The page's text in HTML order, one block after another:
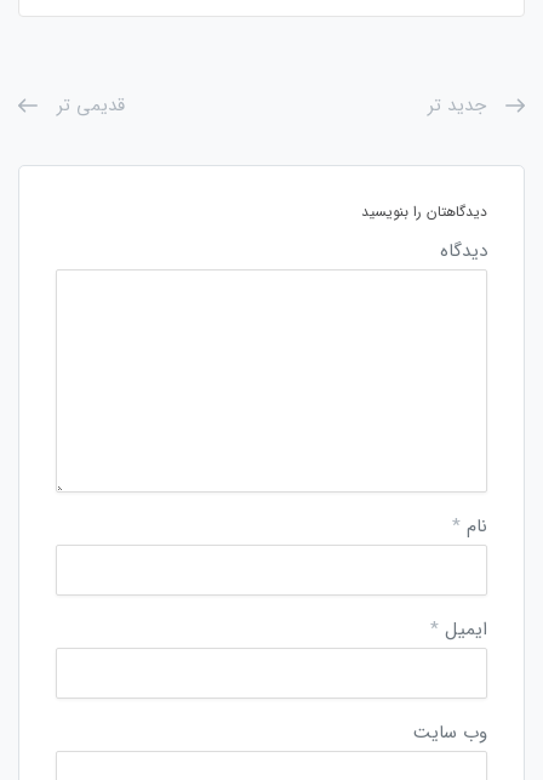
جدید تر قدیمی تر
دیدگاهتان را بنویسید
دیدگاه
نام *
ایمیل *
وب‌ سایت